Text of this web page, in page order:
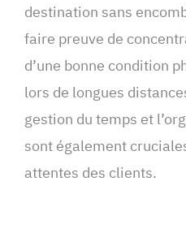
destination sans
faire preuve de
d’une bonne condition
lors de longues
gestion du temps et
sont également
attentes des clients.